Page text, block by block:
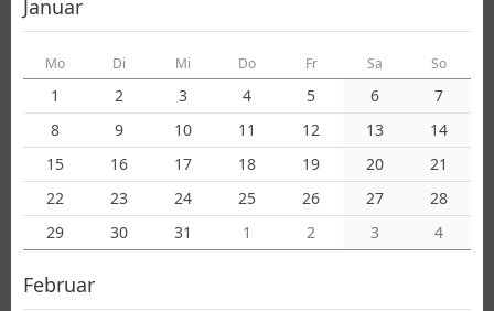
Januar
Mo Di Mi Do Fr Sa So
1 2 3 4 5 6
7
8
9 10 11 12 13
14
15
16 17 18 19 20
21
22
23 24 25 26 27
28
29
30 31 1 2 3 4
Februar